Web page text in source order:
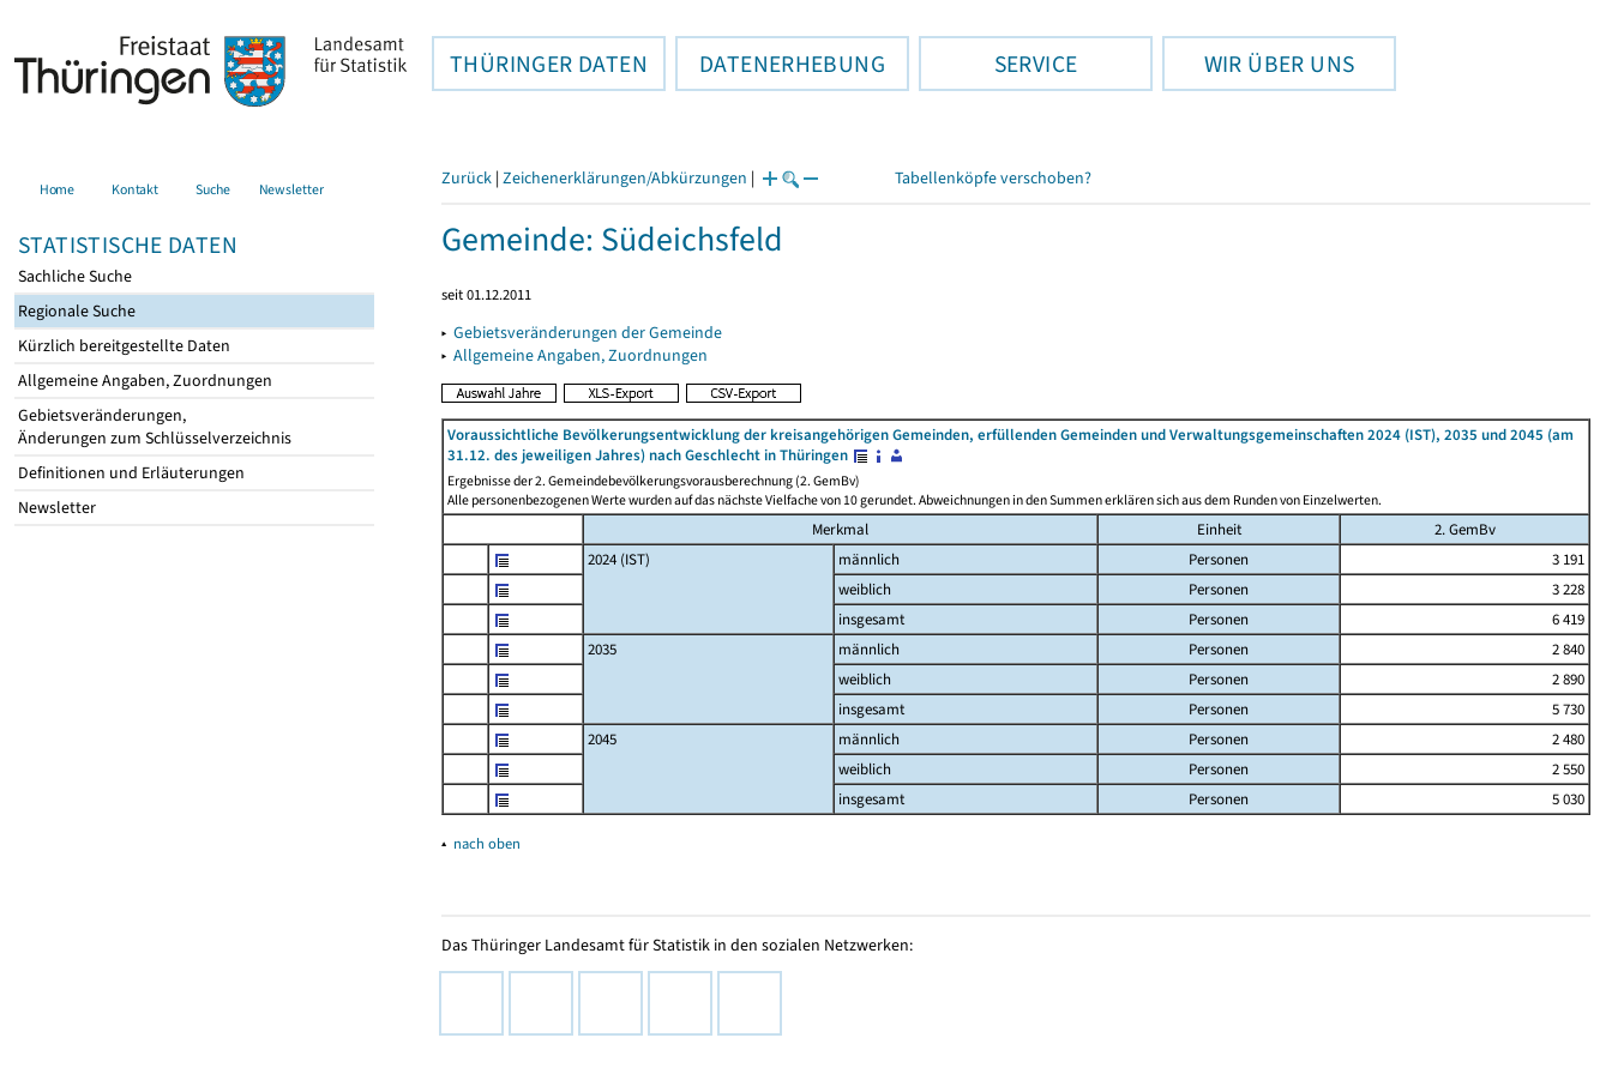
THÜRINGER DATEN DATENERHEBUNG SERVICE WIR ÜBER UNS
Home Kontakt Suche Newsletter
STATISTISCHE DATEN
Sachliche Suche
Regionale Suche
Kürzlich bereitgestellte Daten
Allgemeine Angaben, Zuordnungen
Gebietsveränderungen,
Änderungen zum Schlüsselverzeichnis
Definitionen und Erläuterungen
Newsletter
Zurück | Zeichenerklärungen/Abkürzungen | Tabellenköpfe verschoben?
Gemeinde: Südeichsfeld
seit 01.12.2011
▸ Gebietsveränderungen der Gemeinde
▸ Allgemeine Angaben, Zuordnungen
Voraussichtliche Bevölkerungsentwicklung der kreisangehörigen Gemeinden, erfüllenden Gemeinden und Verwaltungsgemeinschaften 2024 (IST), 2035 und 2045 (am
31.12. des jeweiligen Jahres) nach Geschlecht in Thüringen
Ergebnisse der 2. Gemeindebevölkerungsvorausberechnung (2. GemBv)
Alle personenbezogenen Werte wurden auf das nächste Vielfache von 10 gerundet. Abweichnungen in den Summen erklären sich aus dem Runden von Einzelwerten.
Merkmal Einheit
2. GemBv
2024 (IST)
männlich Personen
3 191
weiblich
Personen
3 228
insgesamt
Personen
6 419
2035
männlich Personen
2 840
weiblich
Personen
2 890
insgesamt
Personen
5 730
2045
männlich Personen
2 480
weiblich
Personen
2 550
insgesamt
Personen 5 030
▴ nach oben
Das Thüringer Landesamt für Statistik in den sozialen Netzwerken: